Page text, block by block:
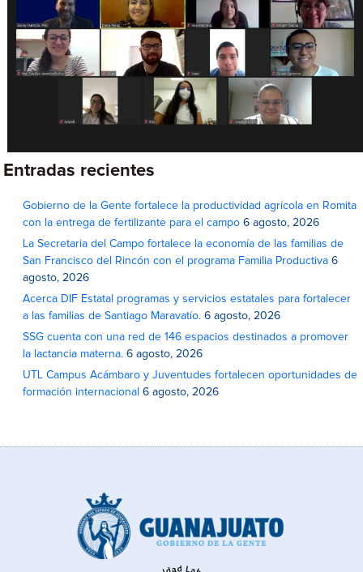
Entradas recientes
Gobierno de la Gente fortalece la productividad agrícola en Romita
con la entrega de fertilizante para el campo 6 agosto, 2026
La Secretaria del Campo fortalece la economía de las familias de
San Francisco del Rincón con el programa Familia Productiva 6
agosto, 2026
Acerca DIF Estatal programas y servicios estatales para fortalecer
a las familias de Santiago Maravatío. 6 agosto, 2026
SSG cuenta con una red de 146 espacios destinados a promover
la lactancia materna. 6 agosto, 2026
UTL Campus Acámbaro y Juventudes fortalecen oportunidades de
formación internacional 6 agosto, 2026